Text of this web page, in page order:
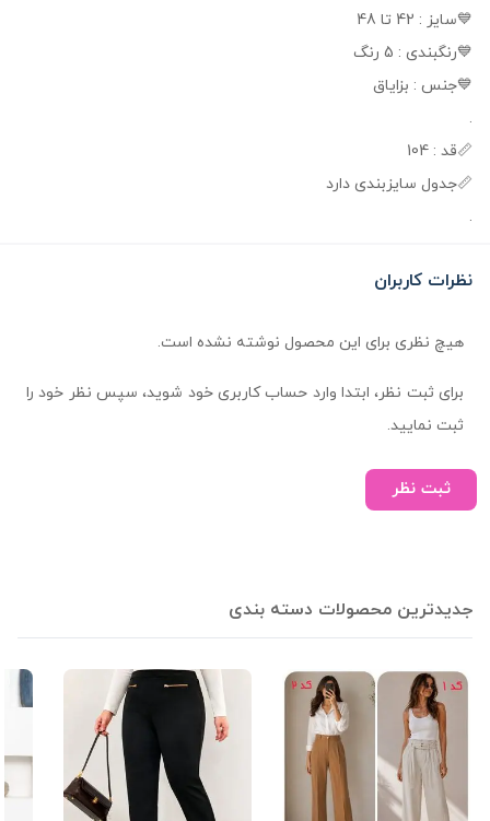
💙سایز : 42 تا 48
💙رنگبندی : 5 رنگ
💙جنس : بزایاق
.
📏قد : 104
📏جدول سایزبندی دارد
.
نظرات کاربران
هیچ نظری برای این محصول نوشته نشده است.
برای ثبت نظر، ابتدا وارد حساب کاربری خود شوید، سپس نظر خود را
ثبت نمایید.
ثبت نظر
جدیدترین محصولات دسته بندی